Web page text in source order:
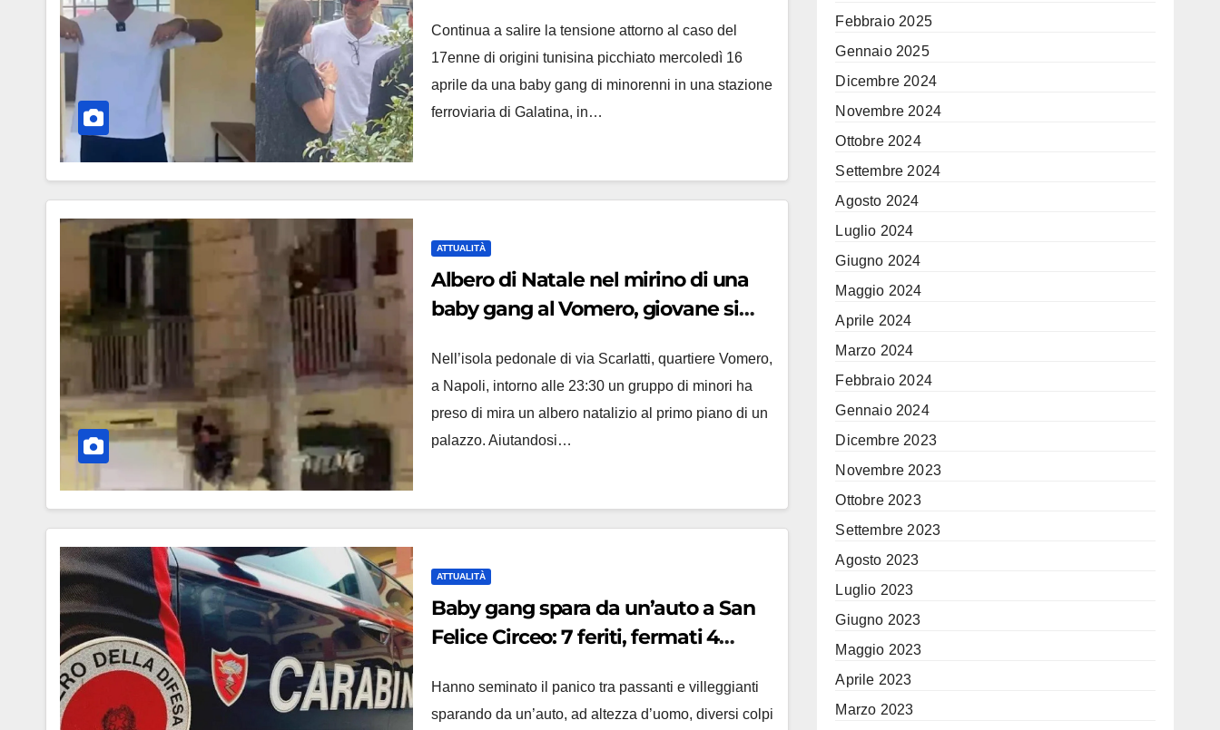
Continua a salire la tensione attorno al caso del
17enne di origini tunisina picchiato mercoledì 16
aprile da una baby gang di minorenni in una stazione
ferroviaria di Galatina, in…
ATTUALITÀ
Albero di Natale nel mirino di una
baby gang al Vomero, giovane si
Nell’isola pedonale di via Scarlatti, quartiere Vomero,
a Napoli, intorno alle 23:30 un gruppo di minori ha
preso di mira un albero natalizio al primo piano di un
palazzo. Aiutandosi…
ATTUALITÀ
Baby gang spara da un’auto a San
Felice Circeo: 7 feriti, fermati 4
Hanno seminato il panico tra passanti e villeggianti
sparando da un’auto, ad altezza d’uomo, diversi colpi
Febbraio 2025
Gennaio 2025
Dicembre 2024
Novembre 2024
Ottobre 2024
Settembre 2024
Agosto 2024
Luglio 2024
Giugno 2024
Maggio 2024
Aprile 2024
Marzo 2024
Febbraio 2024
Gennaio 2024
Dicembre 2023
Novembre 2023
Ottobre 2023
Settembre 2023
Agosto 2023
Luglio 2023
Giugno 2023
Maggio 2023
Aprile 2023
Marzo 2023